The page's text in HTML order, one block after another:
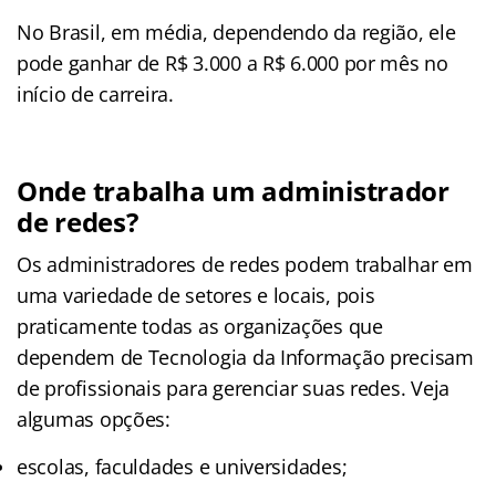
No Brasil, em média, dependendo da região, ele
pode ganhar de R$ 3.000 a R$ 6.000 por mês no
início de carreira.
Onde trabalha um administrador
de redes?
Os administradores de redes podem trabalhar em
uma variedade de setores e locais, pois
praticamente todas as organizações que
dependem de Tecnologia da Informação precisam
de profissionais para gerenciar suas redes. Veja
algumas opções:
escolas, faculdades e universidades;